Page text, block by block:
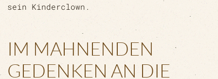
sein Kinderclown.
IM MAHNENDEN
GEDENKEN AN DIE